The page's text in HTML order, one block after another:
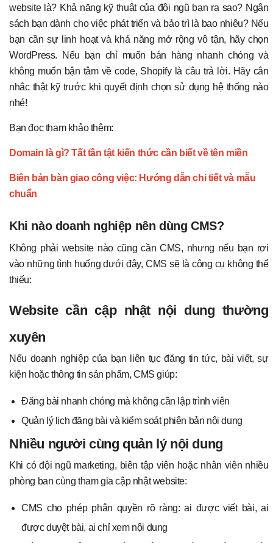
website là? Khả năng kỹ thuật của đội ngũ bạn ra sao? Ngân
sách bạn dành cho việc phát triển và bảo trì là bao nhiêu? Nếu
bạn cần sự linh hoạt và khả năng mở rộng vô tận, hãy chọn
WordPress. Nếu bạn chỉ muốn bán hàng nhanh chóng và
không muốn bận tâm về code, Shopify là câu trả lời. Hãy cân
nhắc thật kỹ trước khi quyết định chọn sử dụng hệ thống nào
nhé!
Bạn đọc tham khảo thêm:
Domain là gì? Tất tần tật kiến thức cần biết về tên miền
Biên bản bàn giao công việc: Hướng dẫn chi tiết và mẫu
chuẩn
Khi nào doanh nghiệp nên dùng CMS?
Không phải website nào cũng cần CMS, nhưng nếu bạn rơi
vào những tình huống dưới đây, CMS sẽ là công cụ không thể
thiếu:
Website cần cập nhật nội dung thường
xuyên
Nếu doanh nghiệp của bạn liên tục đăng tin tức, bài viết, sự
kiện hoặc thông tin sản phẩm, CMS giúp:
Đăng bài nhanh chóng mà không cần lập trình viên
Quản lý lịch đăng bài và kiểm soát phiên bản nội dung
Nhiều người cùng quản lý nội dung
Khi có đội ngũ marketing, biên tập viên hoặc nhân viên nhiều
phòng ban cùng tham gia cập nhật website:
CMS cho phép phân quyền rõ ràng: ai được viết bài, ai
được duyệt bài, ai chỉ xem nội dung